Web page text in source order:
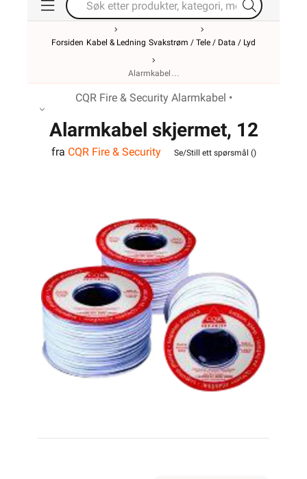
Forsiden Kabel & Ledning Svakstrøm / Tele / Data / Lyd
Alarmkabel
CQR Fire & Security Alarmkabel •
Alarmkabel skjermet, 12
leder
fra CQR Fire & Security Se/Still ett spørsmål ()